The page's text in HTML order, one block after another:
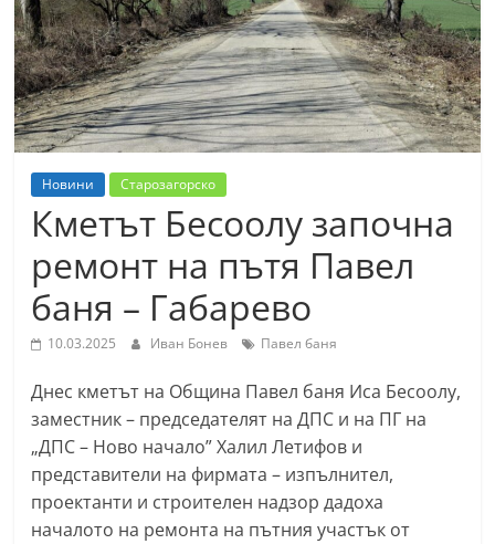
т
К
а
з
а
н
ъ
к
л
а
с
т
С
Новини Старозагорско
Кметът Бесоолу започна
ремонт на пътя Павел
баня – Габарево
10.03.2025 Иван Бонев Павел баня
Днес кметът на Община Павел баня Иса Бесоолу,
заместник – председателят на ДПС и на ПГ на
„ДПС – Ново начало” Халил Летифов и
представители на фирмата – изпълнител,
проектанти и строителен надзор дадоха
началото на ремонта на пътния участък от